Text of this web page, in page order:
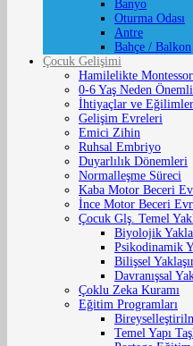
Banyo
Oturma Odası
Antre
Bahçe / Balkon
Çocuk Gelişimi
Hamilelikte
0-6 Yaş Neden Önemli
İhtiyaçlar ve Eğilimler
Gelişim Evreleri
Emici Zihin
Ruhsal Embriyo
Duyarlılık Dönemleri
Normalleşme Süreci
Kaba Motor Beceri
İnce Motor Beceri
Çocuk Glş. Temel
Biyolojik
Psikodinamik
Bilişsel
Davranışsal
Çoklu Zeka Kuramı
Eğitim Programları
Temel Yapı